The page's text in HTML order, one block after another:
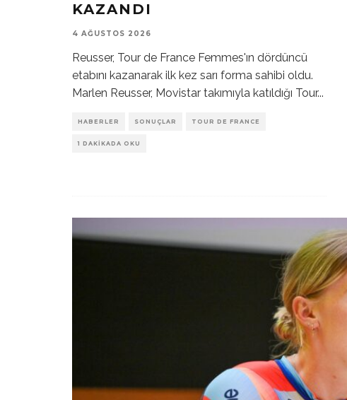
KAZANDI
4 AĞUSTOS 2026
Reusser, Tour de France Femmes'ın dördüncü
etabını kazanarak ilk kez sarı forma sahibi oldu.
Marlen Reusser, Movistar takımıyla katıldığı Tour...
HABERLER SONUÇLAR TOUR DE FRANCE
1 DAKIKADA OKU